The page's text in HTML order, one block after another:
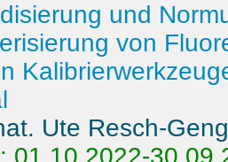
und
von
Ute Resch-
01.10.2022-